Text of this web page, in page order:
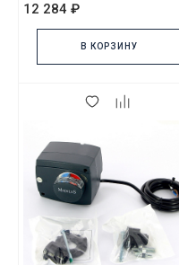
12 284 ₽
В КОРЗИНУ